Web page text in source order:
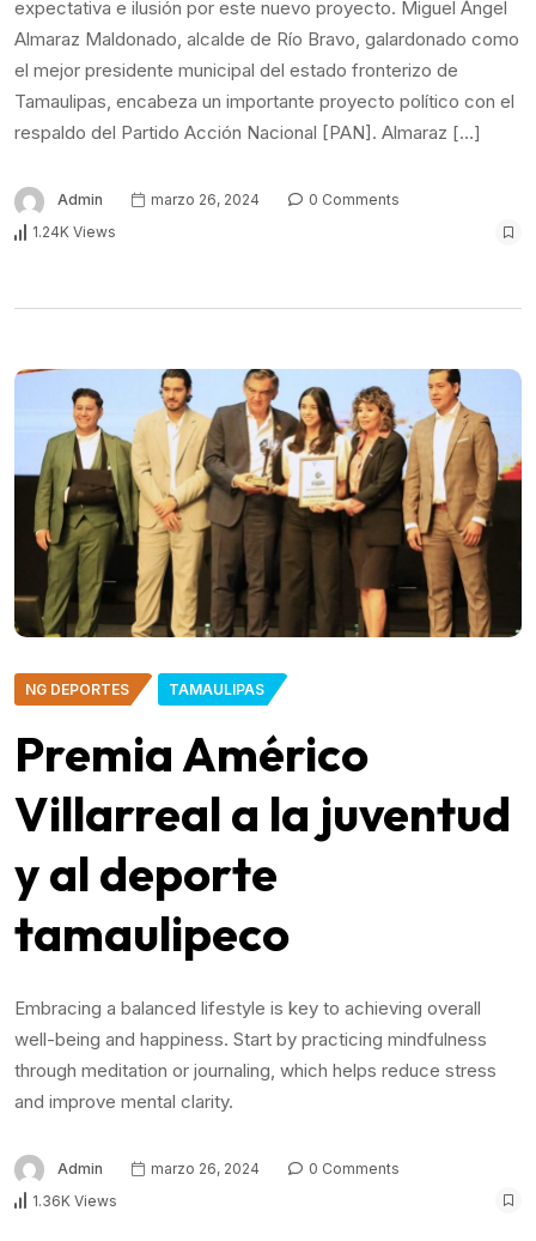
expectativa e ilusión por este nuevo proyecto. Miguel Ángel
Almaraz Maldonado, alcalde de Río Bravo, galardonado como
el mejor presidente municipal del estado fronterizo de
Tamaulipas, encabeza un importante proyecto político con el
respaldo del Partido Acción Nacional [PAN]. Almaraz […]
Admin marzo 26, 2024
0 Comments
1.24K Views
NG DEPORTES TAMAULIPAS
Premia Américo
Villarreal a la juventud
y al deporte
tamaulipeco
Embracing a balanced lifestyle is key to achieving overall
well-being and happiness. Start by practicing mindfulness
through meditation or journaling, which helps reduce stress
and improve mental clarity.
Admin marzo 26, 2024
0 Comments
1.36K Views